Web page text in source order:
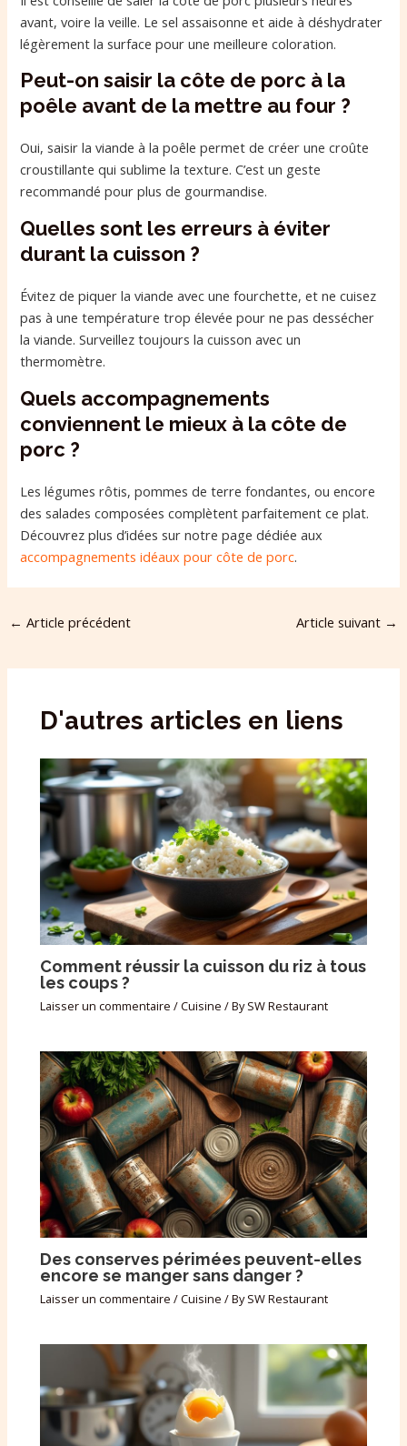
avant, voire la veille. Le sel assaisonne et aide à déshydrater
légèrement la surface pour une meilleure coloration.
Peut-on saisir la côte de porc à la
poêle avant de la mettre au four ?
Oui, saisir la viande à la poêle permet de créer une croûte
croustillante qui sublime la texture. C’est un geste
recommandé pour plus de gourmandise.
Quelles sont les erreurs à éviter
durant la cuisson ?
Évitez de piquer la viande avec une fourchette, et ne cuisez
pas à une température trop élevée pour ne pas dessécher
la viande. Surveillez toujours la cuisson avec un
thermomètre.
Quels accompagnements
conviennent le mieux à la côte de
porc ?
Les légumes rôtis, pommes de terre fondantes, ou encore
des salades composées complètent parfaitement ce plat.
Découvrez plus d’idées sur notre page dédiée aux
accompagnements idéaux pour côte de porc.
← Article précédent Article suivant →
D'autres articles en liens
Comment réussir la cuisson du riz à tous
les coups ?
Laisser un commentaire /Cuisine / BySW Restaurant
Des conserves périmées peuvent-elles
encore se manger sans danger ?
Laisser un commentaire /Cuisine / BySW Restaurant